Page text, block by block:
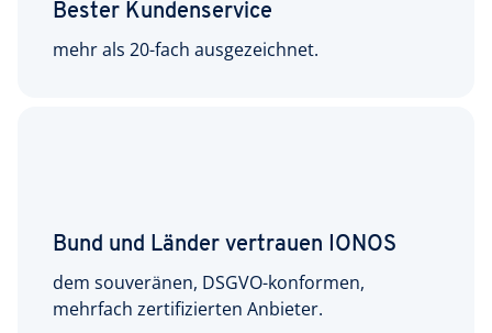
Bester Kundenservice
mehr als 20-fach ausgezeichnet.
Bund und Länder vertrauen IONOS
dem souveränen, DSGVO-konformen,
mehrfach zertifizierten Anbieter.